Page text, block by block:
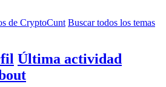
de CryptoCunt Buscar todos los temas
Última actividad